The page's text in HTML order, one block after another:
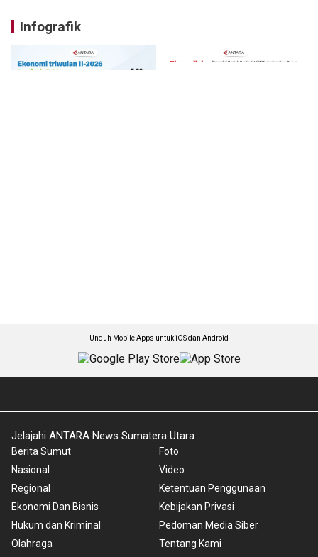
Infografik
Unduh Mobile Apps untuk iOS dan Android
Jelajahi ANTARA News Sumatera Utara
Berita Sumut
Nasional
Regional
Ekonomi Dan Bisnis
Hukum dan Kriminal
Olahraga
Foto
Video
Ketentuan Penggunaan
Kebijakan Privasi
Pedoman Media Siber
Tentang Kami